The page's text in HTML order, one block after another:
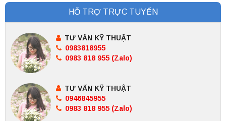
HỖ TRỢ TRỰC TUYẾN
TƯ VẤN KỸ THUẬT
0983818955
0983 818 955 (Zalo)
TƯ VẤN KỸ THUẬT
0946845955
0983 818 955 (Zalo)